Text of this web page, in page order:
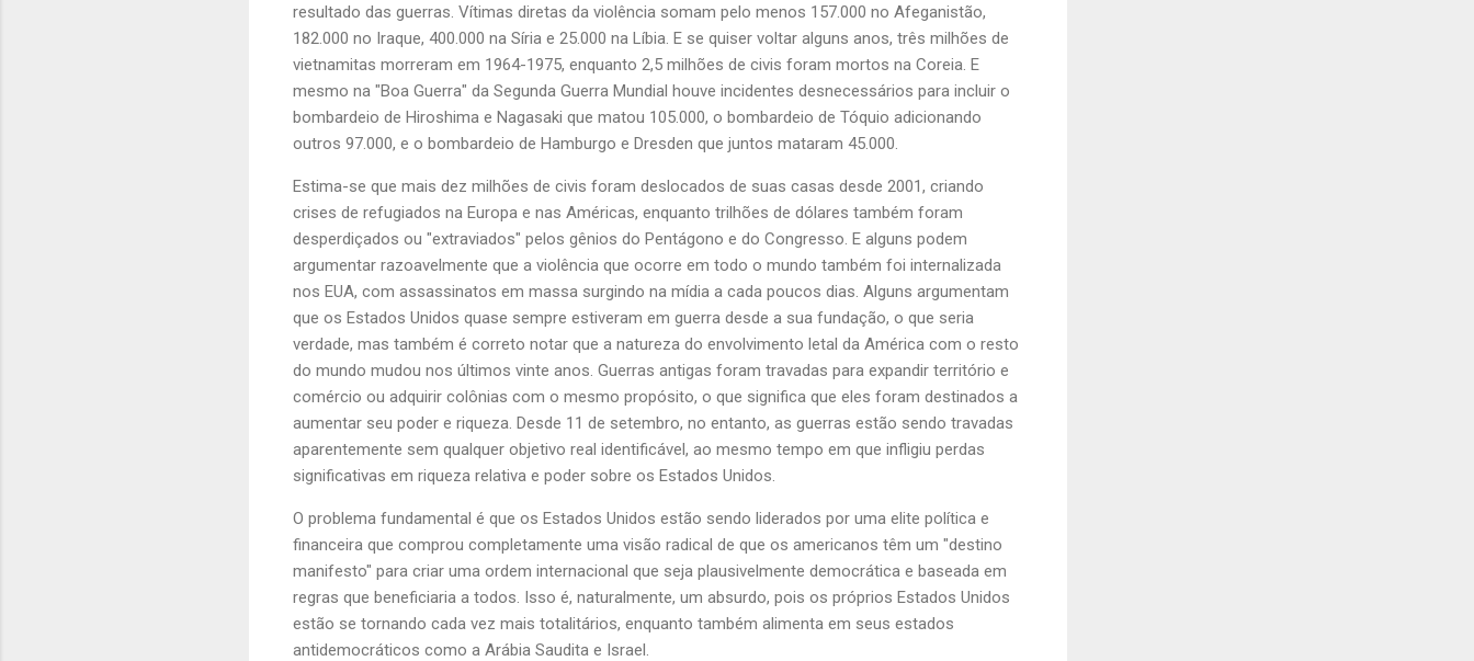
resultado das guerras. Vítimas diretas da violência somam pelo menos 157.000 no Afeganistão,
182.000 no Iraque, 400.000 na Síria e 25.000 na Líbia. E se quiser voltar alguns anos, três milhões de
vietnamitas morreram em 1964-1975, enquanto 2,5 milhões de civis foram mortos na Coreia. E
mesmo na "Boa Guerra" da Segunda Guerra Mundial houve incidentes desnecessários para incluir o
bombardeio de Hiroshima e Nagasaki que matou 105.000, o bombardeio de Tóquio adicionando
outros 97.000, e o bombardeio de Hamburgo e Dresden que juntos mataram 45.000.
Estima-se que mais dez milhões de civis foram deslocados de suas casas desde 2001, criando
crises de refugiados na Europa e nas Américas, enquanto trilhões de dólares também foram
desperdiçados ou "extraviados" pelos gênios do Pentágono e do Congresso. E alguns podem
argumentar razoavelmente que a violência que ocorre em todo o mundo também foi internalizada
nos EUA, com assassinatos em massa surgindo na mídia a cada poucos dias. Alguns argumentam
que os Estados Unidos quase sempre estiveram em guerra desde a sua fundação, o que seria
verdade, mas também é correto notar que a natureza do envolvimento letal da América com o resto
do mundo mudou nos últimos vinte anos. Guerras antigas foram travadas para expandir território e
comércio ou adquirir colônias com o mesmo propósito, o que significa que eles foram destinados a
aumentar seu poder e riqueza. Desde 11 de setembro, no entanto, as guerras estão sendo travadas
aparentemente sem qualquer objetivo real identificável, ao mesmo tempo em que infligiu perdas
significativas em riqueza relativa e poder sobre os Estados Unidos.
O problema fundamental é que os Estados Unidos estão sendo liderados por uma elite política e
financeira que comprou completamente uma visão radical de que os americanos têm um "destino
manifesto" para criar uma ordem internacional que seja plausivelmente democrática e baseada em
regras que beneficiaria a todos. Isso é, naturalmente, um absurdo, pois os próprios Estados Unidos
estão se tornando cada vez mais totalitários, enquanto também alimenta em seus estados
antidemocráticos como a Arábia Saudita e Israel.